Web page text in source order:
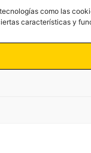
como las
características y